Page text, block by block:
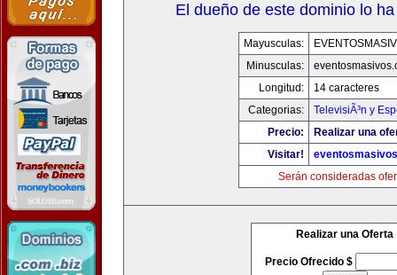
El dueño de este dominio lo
Mayusculas:
Minusculas:
Longitud:
14 caracteres
Categorias:
TelevisiÃ³n y
Precio:
Realizar una
Visitar!
Serán consideradas
Realizar una Oferta
Precio Ofrecido $